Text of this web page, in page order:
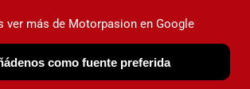
ELÉCTRICOS OBSERVATORIO
ver más de Motorpasion en Google
como fuente preferida